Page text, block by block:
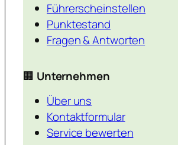
Führerscheinstellen
Punktestand
Fragen & Antworten
🏢 Unternehmen
Über uns
Kontaktformular
Service bewerten